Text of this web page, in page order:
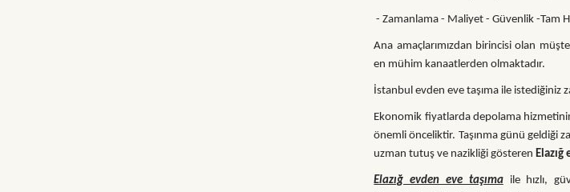
- Zamanlama - Maliyet - Güvenlik -Tam
Ana amaçlarımızdan birincisi olan
en mühim kanaatlerden olmaktadır.
İstanbul evden eve taşıma ile istediğiniz
Ekonomik fiyatlarda depolama
önemli önceliktir. Taşınma günü geldiği
uzman tutuş ve nazikliği gösterenElazığ
Elazığ evden eve taşımaile hızlı,